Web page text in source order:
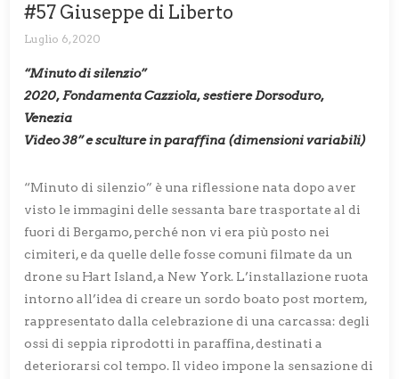
#57 Giuseppe di Liberto
Luglio 6, 2020
“Minuto di silenzio”
2020, Fondamenta Cazziola, sestiere Dorsoduro,
Venezia
Video 38’’ e sculture in paraffina (dimensioni variabili)
“Minuto di silenzio” è una riflessione nata dopo aver
visto le immagini delle sessanta bare trasportate al di
fuori di Bergamo, perché non vi era più posto nei
cimiteri, e da quelle delle fosse comuni filmate da un
drone su Hart Island, a New York. L’installazione ruota
intorno all’idea di creare un sordo boato post mortem,
rappresentato dalla celebrazione di una carcassa: degli
ossi di seppia riprodotti in paraffina, destinati a
deteriorarsi col tempo. Il video impone la sensazione di